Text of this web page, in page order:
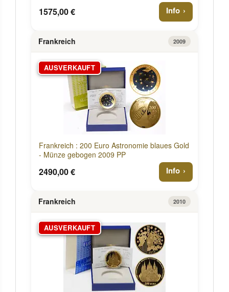
1575,00 € Info
Frankreich 2009
AUSVERKAUFT
Frankreich : 200 Euro Astronomie blaues Gold
- Münze gebogen 2009 PP
2490,00 € Info
Frankreich 2010
AUSVERKAUFT